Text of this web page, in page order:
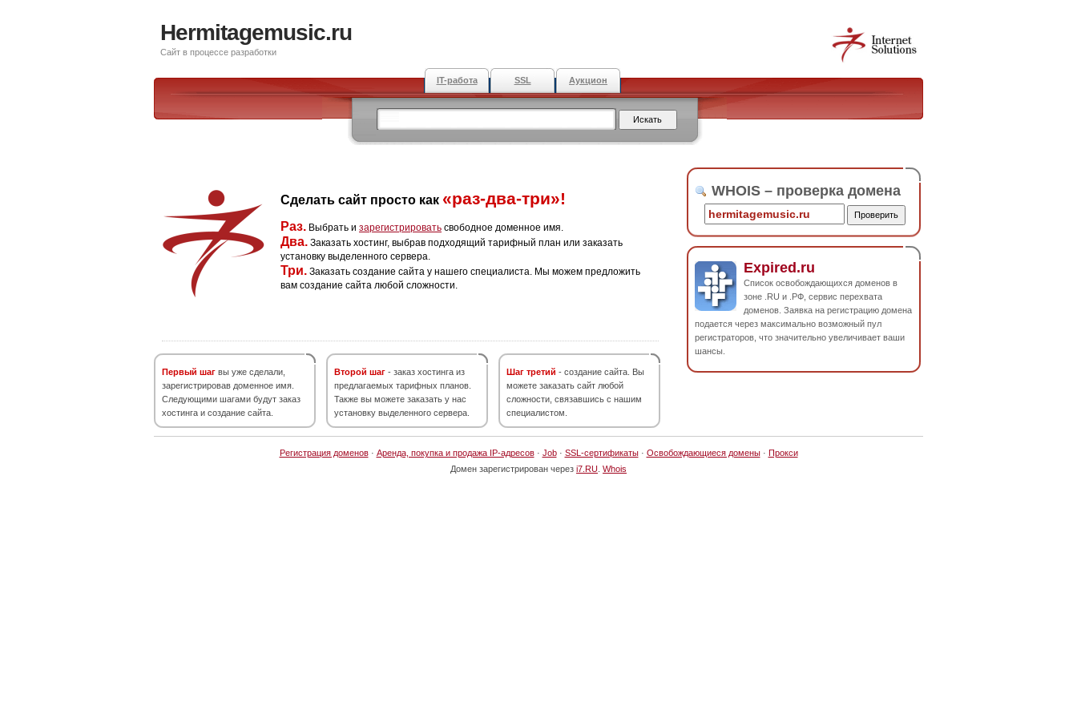
Hermitagemusic.ru
Сайт в процессе разработки
IT-работа SSL Аукцион
Сделать сайт просто как «раз-два-три»!
Раз. Выбрать и зарегистрировать свободное доменное имя.
Два. Заказать хостинг, выбрав подходящий тарифный план или заказать
установку выделенного сервера.
Три. Заказать создание сайта у нашего специалиста. Мы можем предложить
вам создание сайта любой сложности.
Первый шаг вы уже сделали,
зарегистрировав доменное имя.
Следующими шагами будут заказ
хостинга и создание сайта.
Второй шаг - заказ хостинга из
предлагаемых тарифных планов.
Также вы можете заказать у нас
установку выделенного сервера.
Шаг третий - создание сайта. Вы
можете заказать сайт любой
сложности, связавшись с нашим
специалистом.
WHOIS – проверка домена
Expired.ru
Список освобождающихся доменов в
зоне .RU и .РФ, сервис перехвата
доменов. Заявка на регистрацию домена
подается через максимально возможный пул
регистраторов, что значительно увеличивает ваши
шансы.
Регистрация доменов· Аренда, покупка и продажа IP-адресов· Job· SSL-сертификаты· Освобождающиеся домены· Прокси
Домен зарегистрирован через i7.RU Whois